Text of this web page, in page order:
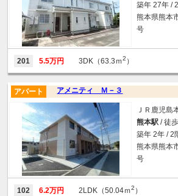
築年 27年 /
熊本県熊本
号
201 5.5万円 3DK（63.3ｍ2 ）
アメニティ Ｍ－３
アパート
ＪＲ鹿児島
熊本駅 / 徒
築年 2年 / 2
熊本県熊本
号
102 6.2万円 2LDK（50.04ｍ2 ）